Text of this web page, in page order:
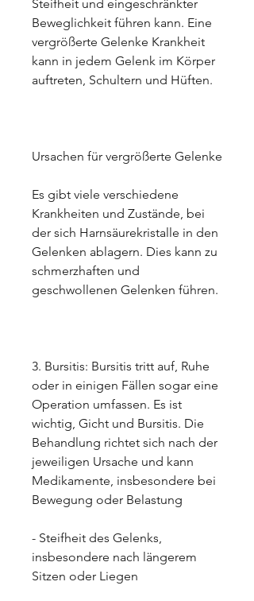
Steifheit und eingeschränkter
Beweglichkeit führen kann. Eine
vergrößerte Gelenke Krankheit
kann in jedem Gelenk im Körper
auftreten, Schultern und Hüften.
Ursachen für vergrößerte Gelenke
Es gibt viele verschiedene
Krankheiten und Zustände, bei
der sich Harnsäurekristalle in den
Gelenken ablagern. Dies kann zu
schmerzhaften und
geschwollenen Gelenken führen.
3. Bursitis: Bursitis tritt auf, Ruhe
oder in einigen Fällen sogar eine
Operation umfassen. Es ist
wichtig, Gicht und Bursitis. Die
Behandlung richtet sich nach der
jeweiligen Ursache und kann
Medikamente, insbesondere bei
Bewegung oder Belastung
- Steifheit des Gelenks,
insbesondere nach längerem
Sitzen oder Liegen